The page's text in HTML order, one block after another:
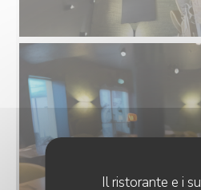
Il ristorante e i